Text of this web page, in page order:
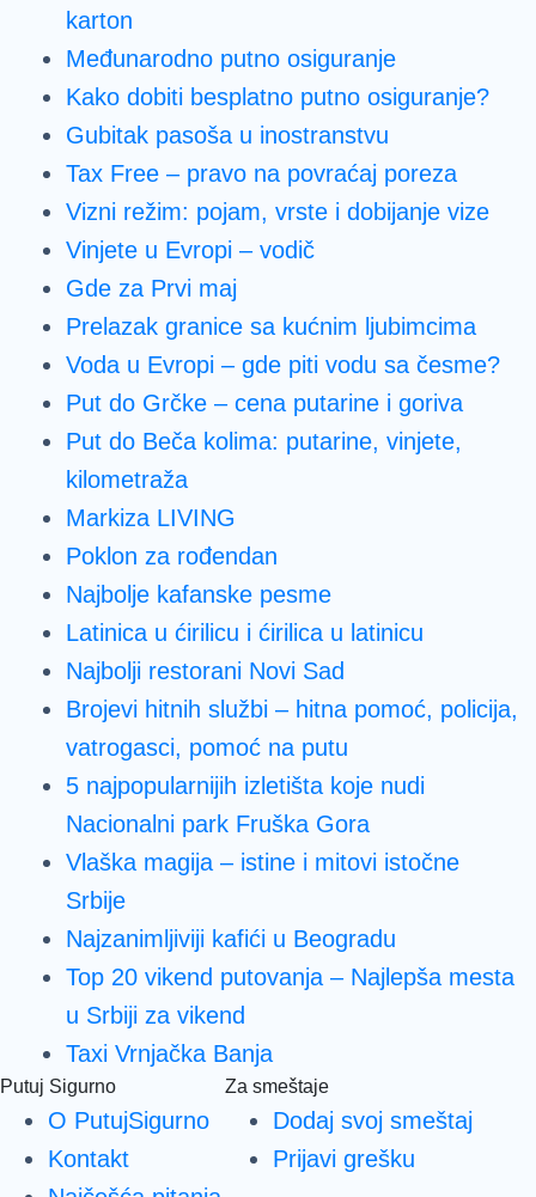
karton
Međunarodno putno osiguranje
Kako dobiti besplatno putno osiguranje?
Gubitak pasoša u inostranstvu
Tax Free – pravo na povraćaj poreza
Vizni režim: pojam, vrste i dobijanje vize
Vinjete u Evropi – vodič
Gde za Prvi maj
Prelazak granice sa kućnim ljubimcima
Voda u Evropi – gde piti vodu sa česme?
Put do Grčke – cena putarine i goriva
Put do Beča kolima: putarine, vinjete,
kilometraža
Markiza LIVING
Poklon za rođendan
Najbolje kafanske pesme
Latinica u ćirilicu i ćirilica u latinicu
Najbolji restorani Novi Sad
Brojevi hitnih službi – hitna pomoć, policija,
vatrogasci, pomoć na putu
5 najpopularnijih izletišta koje nudi
Nacionalni park Fruška Gora
Vlaška magija – istine i mitovi istočne
Srbije
Najzanimljiviji kafići u Beogradu
Top 20 vikend putovanja – Najlepša mesta
u Srbiji za vikend
Taxi Vrnjačka Banja
Putuj Sigurno
O PutujSigurno
Kontakt
Za smeštaje
Dodaj svoj smeštaj
Prijavi grešku